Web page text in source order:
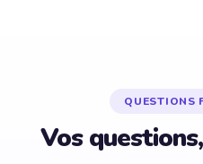
QUESTIONS
Vos questions,